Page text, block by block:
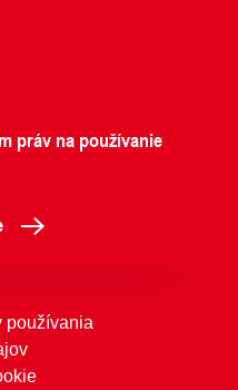
práv na používanie
používania